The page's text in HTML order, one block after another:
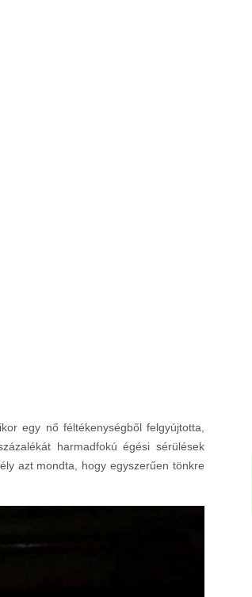
egy nő féltékenységből felgyújtotta,
harmadfokú égési sérülések
azt mondta, hogy egyszerűen tönkre